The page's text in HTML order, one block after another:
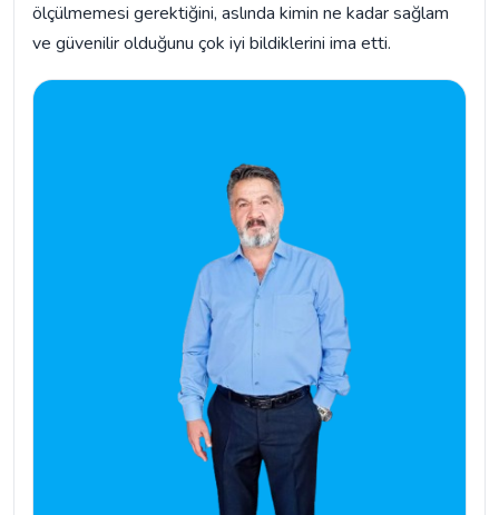
ölçülmemesi gerektiğini, aslında kimin ne kadar sağlam
ve güvenilir olduğunu çok iyi bildiklerini ima etti.